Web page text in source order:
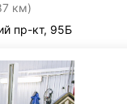
км)
пр-кт, 95Б